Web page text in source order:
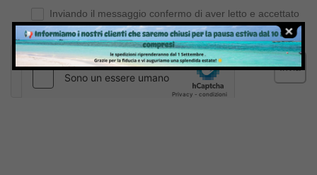
Inviando il messaggio confermo di aver letto e accettato
Termini e condizionidel sito web
Invia